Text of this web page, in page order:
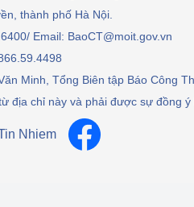
thành phố Hà Nội.
Email: BaoCT@moit.gov.vn
Minh, Tổng Biên tập Báo Công
chỉ này và phải được sự đồng ý